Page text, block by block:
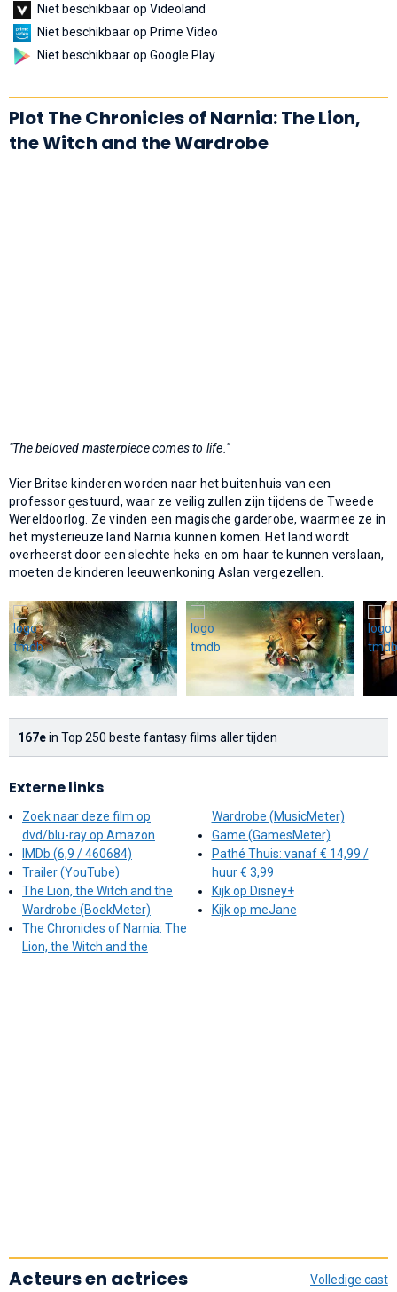
Niet beschikbaar op Videoland
Niet beschikbaar op Prime Video
Niet beschikbaar op Google Play
Plot The Chronicles of Narnia: The Lion,
the Witch and the Wardrobe
"The beloved masterpiece comes to life."
Vier Britse kinderen worden naar het buitenhuis van een
professor gestuurd, waar ze veilig zullen zijn tijdens de Tweede
Wereldoorlog. Ze vinden een magische garderobe, waarmee ze in
het mysterieuze land Narnia kunnen komen. Het land wordt
overheerst door een slechte heks en om haar te kunnen verslaan,
moeten de kinderen leeuwenkoning Aslan vergezellen.
167ein Top 250 beste fantasy films aller tijden
Externe links
Zoek naar deze film op
dvd/blu-ray op Amazon
IMDb (6,9 / 460684)
Trailer (YouTube)
The Lion, the Witch and the
Wardrobe (BoekMeter)
The Chronicles of Narnia: The
Lion, the Witch and the
Wardrobe (MusicMeter)
Game (GamesMeter)
Pathé Thuis: vanaf € 14,99 /
huur € 3,99
Kijk op Disney+
Kijk op meJane
Volledige cast
Acteurs en actrices